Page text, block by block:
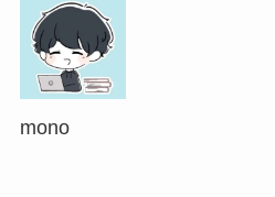
mono